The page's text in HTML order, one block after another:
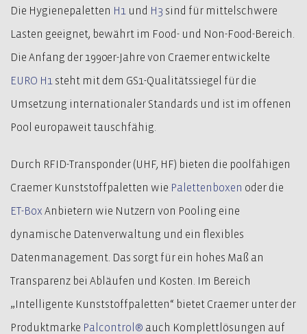
Die Hygienepaletten H1 und H3 sind für mittelschwere
Lasten geeignet, bewährt im Food- und Non-Food-Bereich.
Die Anfang der 1990er-Jahre von Craemer entwickelte
EURO H1 steht mit dem GS1-Qualitätssiegel für die
Umsetzung internationaler Standards und ist im offenen
Pool europaweit tauschfähig.
Durch RFID-Transponder (UHF, HF) bieten die poolfähigen
Craemer Kunststoffpaletten wie Palettenboxen oder die
ET-Box Anbietern wie Nutzern von Pooling eine
dynamische Datenverwaltung und ein flexibles
Datenmanagement. Das sorgt für ein hohes Maß an
Transparenz bei Abläufen und Kosten. Im Bereich
„Intelligente Kunststoffpaletten“ bietet Craemer unter der
Produktmarke Palcontrol® auch Komplettlösungen auf